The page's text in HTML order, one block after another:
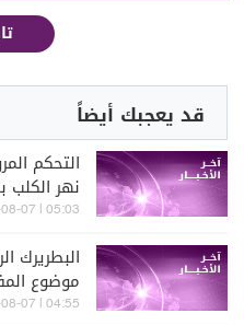
قد يعجبك أيضاً
التحكم
نهر
غزير
05:03 | 2026-08-07
البطريرك
موضوع
لي أن
04:55 | 2026-08-07